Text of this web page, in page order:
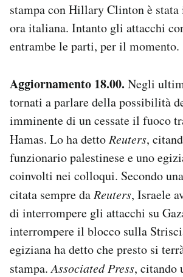
stampa con Hillary Clinton è
ora italiana. Intanto gli attacchi
entrambe le parti, per il momento.
Aggiornamento 18.00. Negli
tornati a parlare della possibilità
imminente di un cessate il fuoco
Hamas. Lo ha detto Reuters,
funzionario palestinese e uno
coinvolti nei colloqui. Secondo
citata sempre da Reuters, Israele
di interrompere gli attacchi su
interrompere il blocco sulla
egiziana ha detto che presto si
stampa.Associated Press, citando